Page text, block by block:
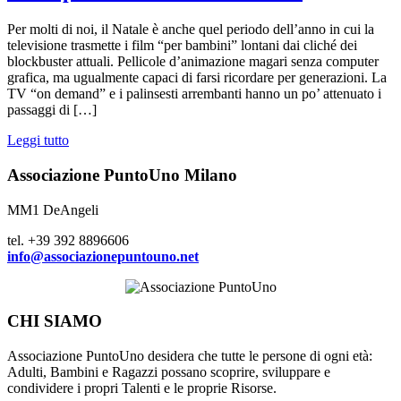
Per molti di noi, il Natale è anche quel periodo dell’anno in cui la
televisione trasmette i film “per bambini” lontani dai cliché dei
blockbuster attuali. Pellicole d’animazione magari senza computer
grafica, ma ugualmente capaci di farsi ricordare per generazioni. La
TV “on demand” e i palinsesti arrembanti hanno un po’ attenuato i
passaggi di […]
Leggi tutto
Associazione PuntoUno Milano
MM1 DeAngeli
tel. +39 392 8896606
info@associazionepuntouno.net
CHI SIAMO
Associazione PuntoUno desidera che tutte le persone di ogni età:
Adulti, Bambini e Ragazzi possano scoprire, sviluppare e
condividere i propri Talenti e le proprie Risorse.